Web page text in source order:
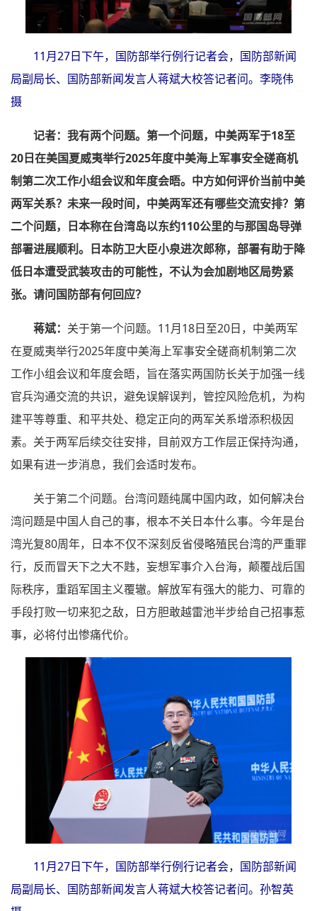
11月27日下午，国防部举行例行记者会，国防部新闻
局副局长、国防部新闻发言人蒋斌大校答记者问。李晓伟
摄
记者： 我有两个问题。第一个问题，中美两军于18至
20日在美国夏威夷举行2025年度中美海上军事安全磋商机
制第二次工作小组会议和年度会晤。中方如何评价当前中美
两军关系？未来一段时间，中美两军还有哪些交流安排？第
二个问题，日本称在台湾岛以东约110公里的与那国岛导弹
部署进展顺利。日本防卫大臣小泉进次郎称，部署有助于降
低日本遭受武装攻击的可能性，不认为会加剧地区局势紧
张。请问国防部有何回应？
蒋斌： 关于第一个问题。11月18日至20日，中美两军
在夏威夷举行2025年度中美海上军事安全磋商机制第二次
工作小组会议和年度会晤，旨在落实两国防长关于加强一线
官兵沟通交流的共识，避免误解误判，管控风险危机，为构
建平等尊重、和平共处、稳定正向的两军关系增添积极因
素。关于两军后续交往安排，目前双方工作层正保持沟通，
如果有进一步消息，我们会适时发布。
关于第二个问题。台湾问题纯属中国内政，如何解决台
湾问题是中国人自己的事，根本不关日本什么事。今年是台
湾光复80周年，日本不仅不深刻反省侵略殖民台湾的严重罪
行，反而冒天下之大不韪，妄想军事介入台海，颠覆战后国
际秩序，重蹈军国主义覆辙。解放军有强大的能力、可靠的
手段打败一切来犯之敌，日方胆敢越雷池半步给自己招事惹
事，必将付出惨痛代价。
11月27日下午，国防部举行例行记者会，国防部新闻
局副局长、国防部新闻发言人蒋斌大校答记者问。孙智英